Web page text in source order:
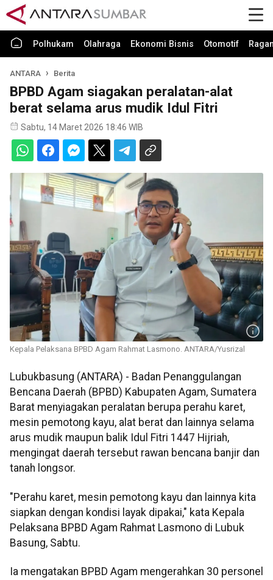
Polhukam Olahraga Ekonomi Bisnis Otomotif
ANTARA Berita
BPBD Agam siagakan peralatan-alat
berat selama arus mudik Idul Fitri
Sabtu, 14 Maret 2026 18:46 WIB
Kepala Pelaksana BPBD Agam Rahmat Lasmono. ANTARA/Yusrizal
Lubukbasung (ANTARA) - Badan Penanggulangan
Bencana Daerah (BPBD) Kabupaten Agam, Sumatera
Barat menyiagakan peralatan berupa perahu karet,
mesin pemotong kayu, alat berat dan lainnya selama
arus mudik maupun balik Idul Fitri 1447 Hijriah,
mengingat daerah tersebut rawan bencana banjir dan
tanah longsor.
"Perahu karet, mesin pemotong kayu dan lainnya kita
siapkan dengan kondisi layak dipakai," kata Kepala
Pelaksana BPBD Agam Rahmat Lasmono di Lubuk
Basung, Sabtu.
Ia mengatakan BPBD Agam mengerahkan 30 personel